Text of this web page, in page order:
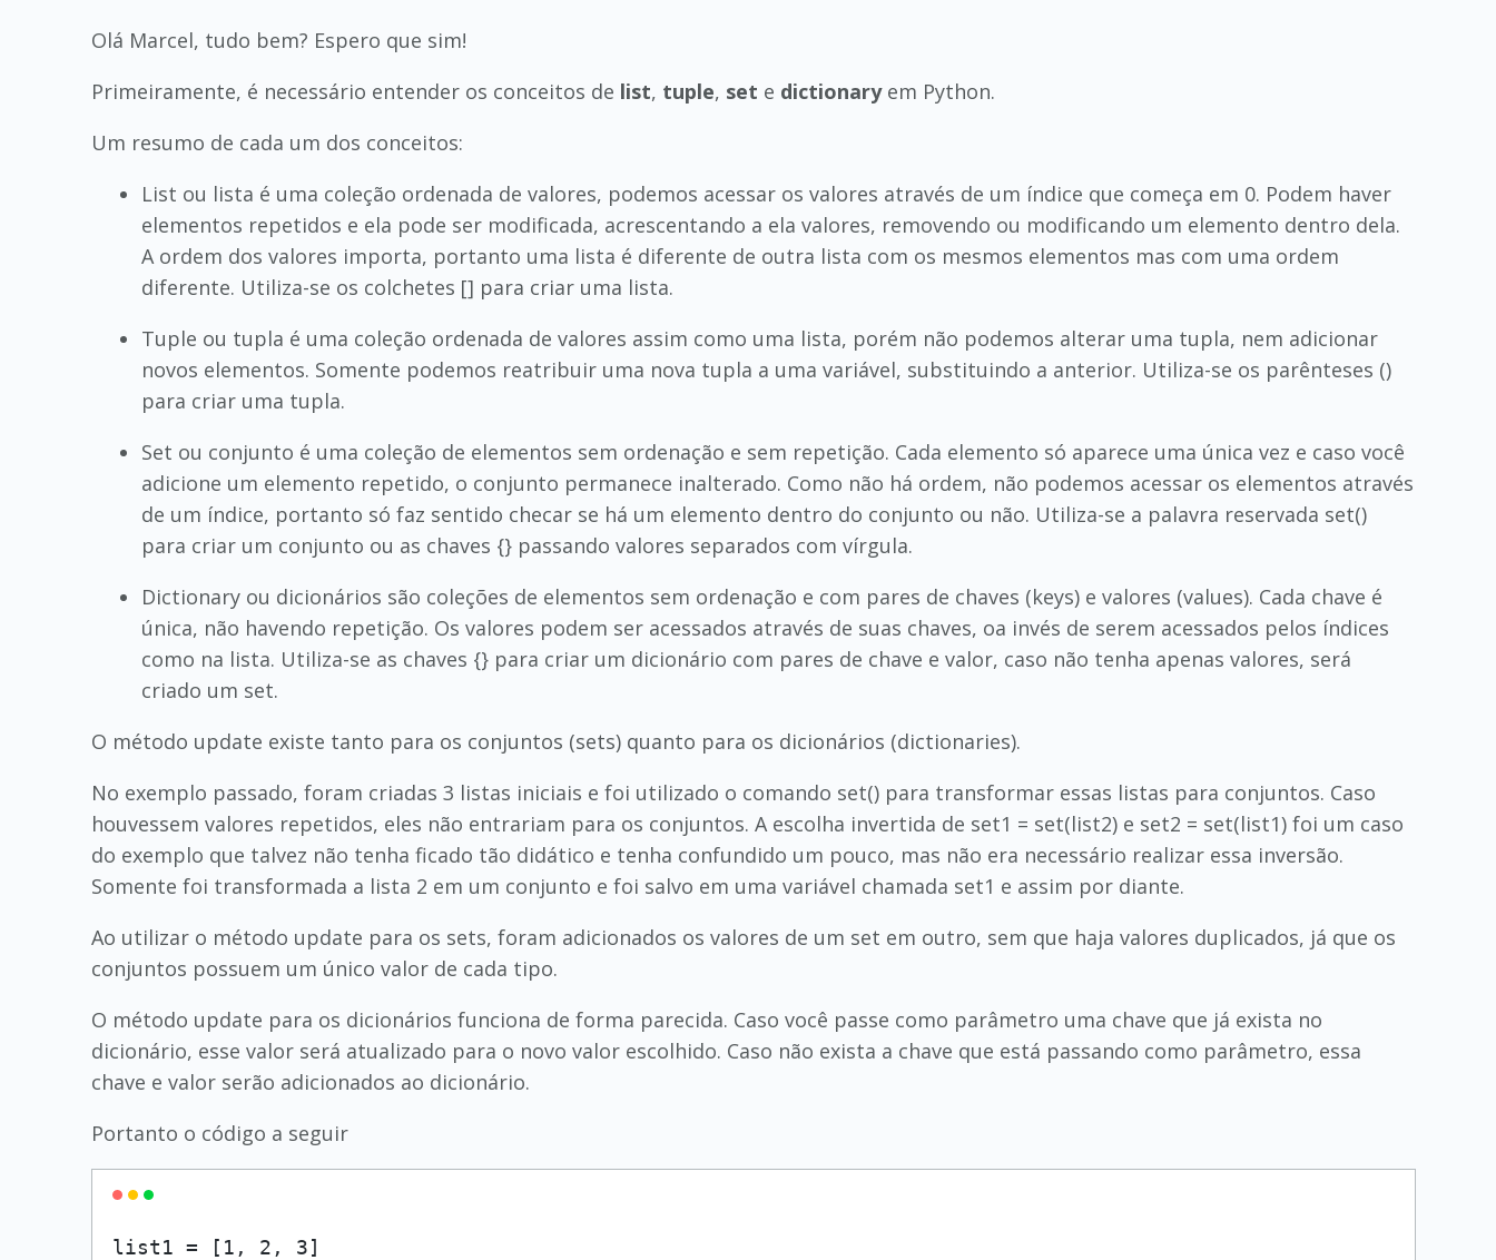
Olá Marcel, tudo bem? Espero que sim!
Primeiramente, é necessário entender os conceitos de list, tuple, set e dictionaryem Python.
Um resumo de cada um dos conceitos:
List ou lista é uma coleção ordenada de valores, podemos acessar os valores através de um índice que começa em 0. Podem haver
elementos repetidos e ela pode ser modificada, acrescentando a ela valores, removendo ou modificando um elemento dentro dela.
A ordem dos valores importa, portanto uma lista é diferente de outra lista com os mesmos elementos mas com uma ordem
diferente. Utiliza-se os colchetes [] para criar uma lista.
Tuple ou tupla é uma coleção ordenada de valores assim como uma lista, porém não podemos alterar uma tupla, nem adicionar
novos elementos. Somente podemos reatribuir uma nova tupla a uma variável, substituindo a anterior. Utiliza-se os parênteses ()
para criar uma tupla.
Set ou conjunto é uma coleção de elementos sem ordenação e sem repetição. Cada elemento só aparece uma única vez e caso você
adicione um elemento repetido, o conjunto permanece inalterado. Como não há ordem, não podemos acessar os elementos através
de um índice, portanto só faz sentido checar se há um elemento dentro do conjunto ou não. Utiliza-se a palavra reservada set()
para criar um conjunto ou as chaves {} passando valores separados com vírgula.
Dictionary ou dicionários são coleções de elementos sem ordenação e com pares de chaves (keys) e valores (values). Cada chave é
única, não havendo repetição. Os valores podem ser acessados através de suas chaves, oa invés de serem acessados pelos índices
como na lista. Utiliza-se as chaves {} para criar um dicionário com pares de chave e valor, caso não tenha apenas valores, será
criado um set.
O método update existe tanto para os conjuntos (sets) quanto para os dicionários (dictionaries).
No exemplo passado, foram criadas 3 listas iniciais e foi utilizado o comando set() para transformar essas listas para conjuntos. Caso
houvessem valores repetidos, eles não entrariam para os conjuntos. A escolha invertida de set1 = set(list2) e set2 = set(list1) foi um caso
do exemplo que talvez não tenha ficado tão didático e tenha confundido um pouco, mas não era necessário realizar essa inversão.
Somente foi transformada a lista 2 em um conjunto e foi salvo em uma variável chamada set1 e assim por diante.
Ao utilizar o método update para os sets, foram adicionados os valores de um set em outro, sem que haja valores duplicados, já que os
conjuntos possuem um único valor de cada tipo.
O método update para os dicionários funciona de forma parecida. Caso você passe como parâmetro uma chave que já exista no
dicionário, esse valor será atualizado para o novo valor escolhido. Caso não exista a chave que está passando como parâmetro, essa
chave e valor serão adicionados ao dicionário.
Portanto o código a seguir
list1 = [1, 2, 3]